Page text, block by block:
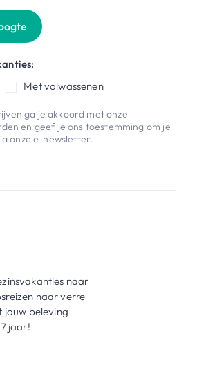
Met volwassenen
ga je akkoord met onze
en geef je ons toestemming om je
onze e-newsletter.
naar
naar verre
jouw beleving
jaar!